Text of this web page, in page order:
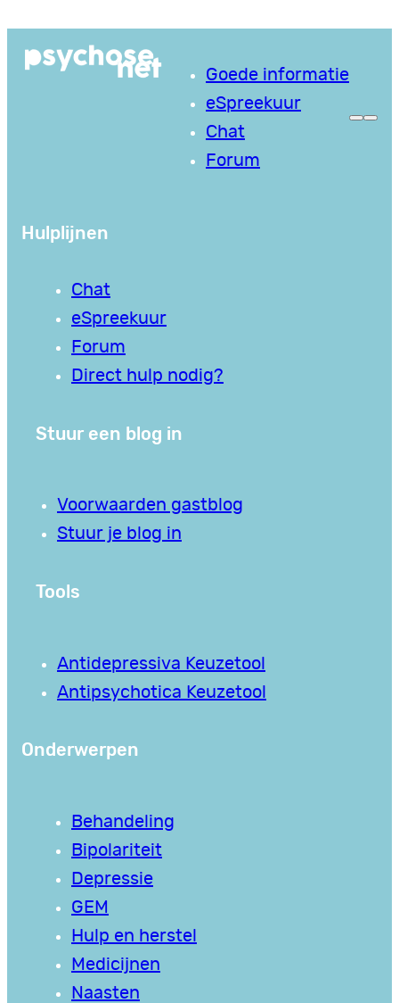
naar
Goede informatie
eSpreekuur
Chat
Forum
Hulplijnen
Chat
eSpreekuur
Forum
Direct hulp nodig?
Stuur een blog in
Voorwaarden gastblog
Stuur je blog in
Tools
Antidepressiva Keuzetool
Antipsychotica Keuzetool
Onderwerpen
Behandeling
Bipolariteit
Depressie
GEM
Hulp en herstel
Medicijnen
Naasten